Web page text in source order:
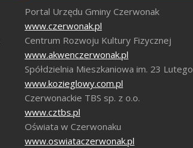
Portal Urzędu Gminy Czerwonak
www.czerwonak.pl
Centrum Rozwoju Kultury Fizycznej
www.akwenczerwonak.pl
Spółdzielnia Mieszkaniowa im. 23 Lutego
www.kozieglowy.com.pl
Czerwonackie TBS sp. z o.o.
www.cztbs.pl
Oświata w Czerwonaku
www.oswiataczerwonak.pl